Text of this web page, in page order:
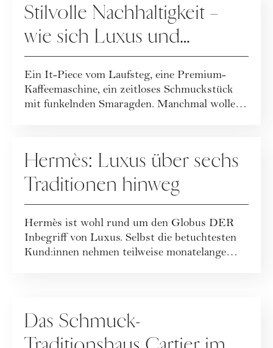
Stilvolle Nachhaltigkeit –
wie sich Luxus und
Umweltbewusstsein
vereinbaren lassen
Ein It-Piece vom Laufsteg, eine Premium-
Kaffeemaschine, ein zeitloses Schmuckstück
mit funkelnden Smaragden. Manchmal wollen
Hermès: Luxus über sechs
Traditionen hinweg
Hermès ist wohl rund um den Globus DER
Inbegriff von Luxus. Selbst die betuchtesten
Kund:innen nehmen teilweise monatelange
Das Schmuck-